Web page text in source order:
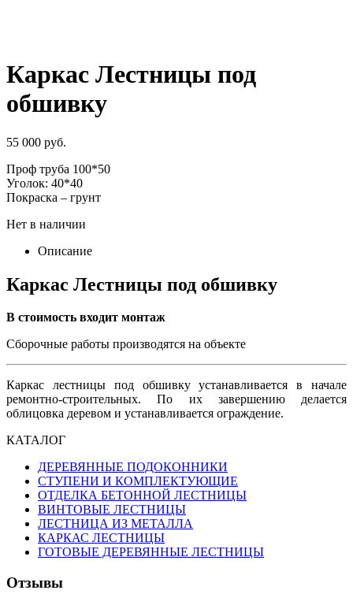
Каркас Лестницы под
обшивку
55 000 руб.
Проф труба 100*50
Уголок: 40*40
Покраска – грунт
Нет в наличии
Описание
Каркас Лестницы под обшивку
В стоимость входит монтаж
Сборочные работы производятся на объекте
Каркас лестницы под обшивку устанавливается в начале
ремонтно-строительных. По их завершению делается
облицовка деревом и устанавливается ограждение.
КАТАЛОГ
ДЕРЕВЯННЫЕ ПОДОКОННИКИ
СТУПЕНИ И КОМПЛЕКТУЮЩИЕ
ОТДЕЛКА БЕТОННОЙ ЛЕСТНИЦЫ
ВИНТОВЫЕ ЛЕСТНИЦЫ
ЛЕСТНИЦА ИЗ МЕТАЛЛА
КАРКАС ЛЕСТНИЦЫ
ГОТОВЫЕ ДЕРЕВЯННЫЕ ЛЕСТНИЦЫ
Отзывы